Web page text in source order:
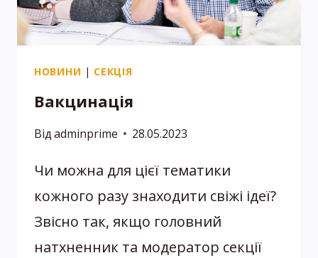
НОВИНИ | СЕКЦІЯ
Вакцинація
Відadminprime 28.05.2023
Чи можна для цієї тематики
кожного разу знаходити свіжі ідеї?
Звісно так, якщо головний
натхненник та модератор секції